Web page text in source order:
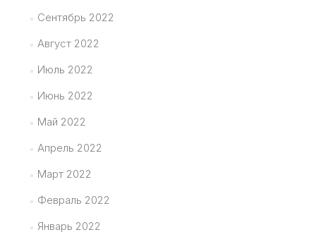
Сентябрь 2022
Август 2022
Июль 2022
Июнь 2022
Май 2022
Апрель 2022
Март 2022
Февраль 2022
Январь 2022